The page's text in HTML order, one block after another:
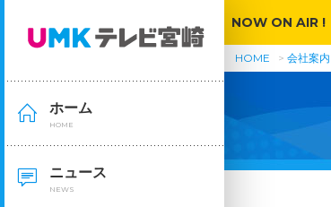
ホーム
HOME
ニュース
NEWS
NOW ON AIR !
HOME 会社案内